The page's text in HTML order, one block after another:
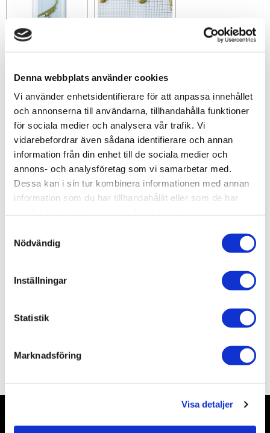
Denna webbplats använder cookies
Vi använder enhetsidentifierare för att anpassa innehållet
och annonserna till användarna, tillhandahålla funktioner
för sociala medier och analysera vår trafik. Vi
vidarebefordrar även sådana identifierare och annan
information från din enhet till de sociala medier och
annons- och analysföretag som vi samarbetar med.
Dessa kan i sin tur kombinera informationen med annan
information som du har tillhandahållit eller som de har
Nödvändig
Inställningar
Statistik
Marknadsföring
Visa detaljer
+
-
Lägg till i favoriter
Artikelnr
BBLBF0118
Leveranstid
skickas från oss inom 3-5 vardagar
Omdömen